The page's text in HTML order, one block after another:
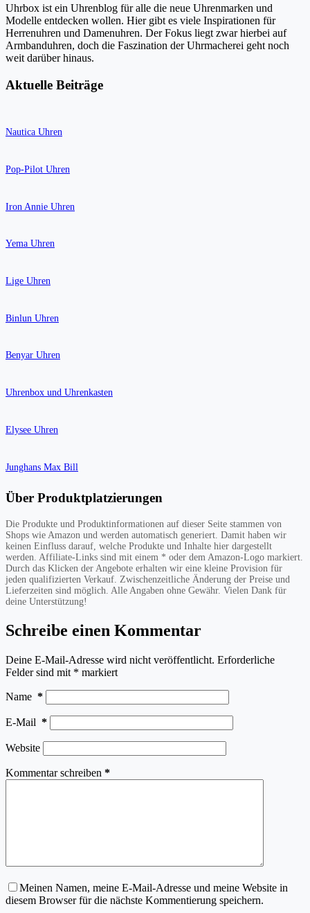
Uhrbox ist ein Uhrenblog für alle die neue Uhrenmarken und
Modelle entdecken wollen. Hier gibt es viele Inspirationen für
Herrenuhren und Damenuhren. Der Fokus liegt zwar hierbei auf
Armbanduhren, doch die Faszination der Uhrmacherei geht noch
weit darüber hinaus.
Aktuelle Beiträge
Nautica Uhren
Pop-Pilot Uhren
Iron Annie Uhren
Yema Uhren
Lige Uhren
Binlun Uhren
Benyar Uhren
Uhrenbox und Uhrenkasten
Elysee Uhren
Junghans Max Bill
Über Produktplatzierungen
Schreibe einen Kommentar
Deine E-Mail-Adresse wird nicht veröffentlicht. Erforderliche
Felder sind mit * markiert
Name *
E-Mail *
Website
Kommentar schreiben *
Meinen Namen, meine E-Mail-Adresse und meine Website in
diesem Browser für die nächste Kommentierung speichern.